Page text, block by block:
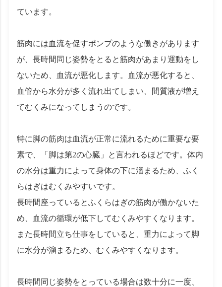
ています。
筋肉には血流を促すポンプのような働きがあります
が、長時間同じ姿勢をとると筋肉があまり運動をし
ないため、血流が悪化します。血流が悪化すると、
血管から水分が多く流れ出てしまい、間質液が増え
てむくみになってしまうのです。
特に脚の筋肉は血流が正常に流れるために重要な要
素で、「脚は第2の心臓」と言われるほどです。体内
の水分は重力によって身体の下に溜まるため、ふく
らはぎはむくみやすいです。
長時間座っているとふくらはぎの筋肉が働かないた
め、血流の循環が低下してむくみやすくなります。
また長時間立ち仕事をしていると、重力によって脚
に水分が溜まるため、むくみやすくなります。
長時間同じ姿勢をとっている場合は数十分に一度、